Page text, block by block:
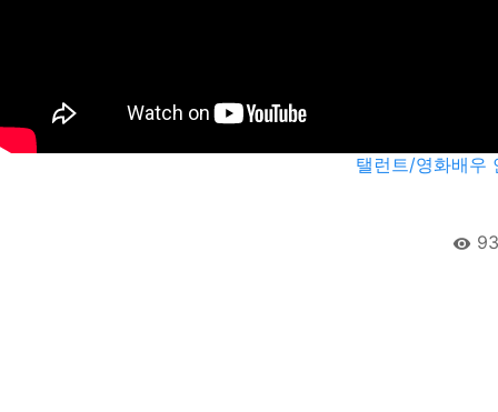
탤런트/영화배우